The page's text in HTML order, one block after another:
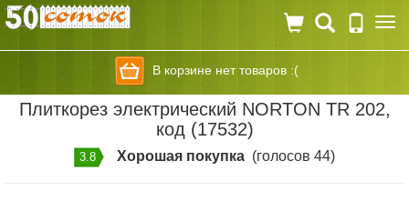
В корзине нет товаров :(
Плиткорез электрический NORTON TR 202,
код (17532)
3.8 Хорошая покупка (голосов 44)